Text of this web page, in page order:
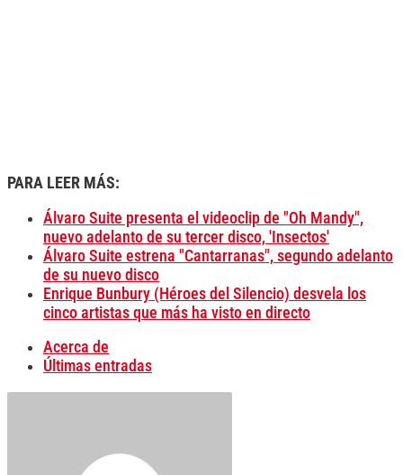
PARA LEER MÁS:
Álvaro Suite presenta el videoclip de "Oh Mandy",
nuevo adelanto de su tercer disco, 'Insectos'
Álvaro Suite estrena "Cantarranas", segundo adelanto
de su nuevo disco
Enrique Bunbury (Héroes del Silencio) desvela los
cinco artistas que más ha visto en directo
Acerca de
Últimas entradas